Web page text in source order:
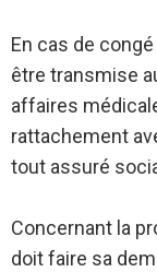
En cas de
être transmise
affaires
rattachement
tout assuré
Concernant la
doit faire sa